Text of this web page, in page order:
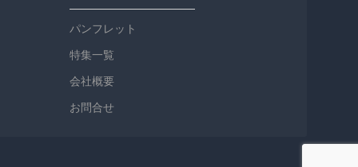
パンフレット
特集一覧
会社概要
お問合せ